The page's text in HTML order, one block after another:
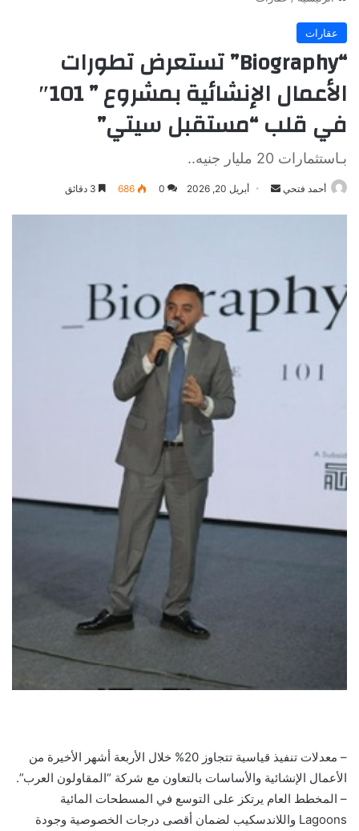
عقارات
“Biography” تستعرض تطورات
الأعمال الإنشائية بمشروع ” 101″
في قلب “مستقبل سيتي”
بـاستثمارات 20 مليار جنيه..
أحمد فتحي
أرسل أبريل 20, 2026 0
686
– معدلات تنفيذ قياسية تتجاوز 20% خلال الأربعة أشهر الأخيرة من
الأعمال الإنشائية والأساسات بالتعاون مع شركة “المقاولون العرب”.
– المخطط العام يرتكز على التوسع في المسطحات المائية
Lagoons واللاندسكيب لضمان أقصى درجات الخصوصية وجودة